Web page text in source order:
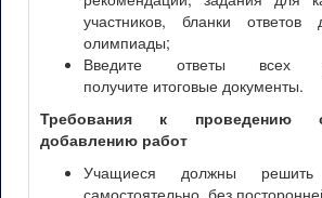
участников, бланки ответов
олимпиады;
Введите ответы всех
получите итоговые документы.
Требования к проведению
добавлению работ
Учащиеся должны